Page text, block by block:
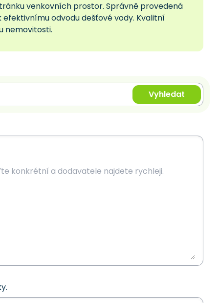
venkovních prostor. Správně provedená
efektivnímu odvodu dešťové vody. Kvalitní
nemovitosti.
Vyhledat